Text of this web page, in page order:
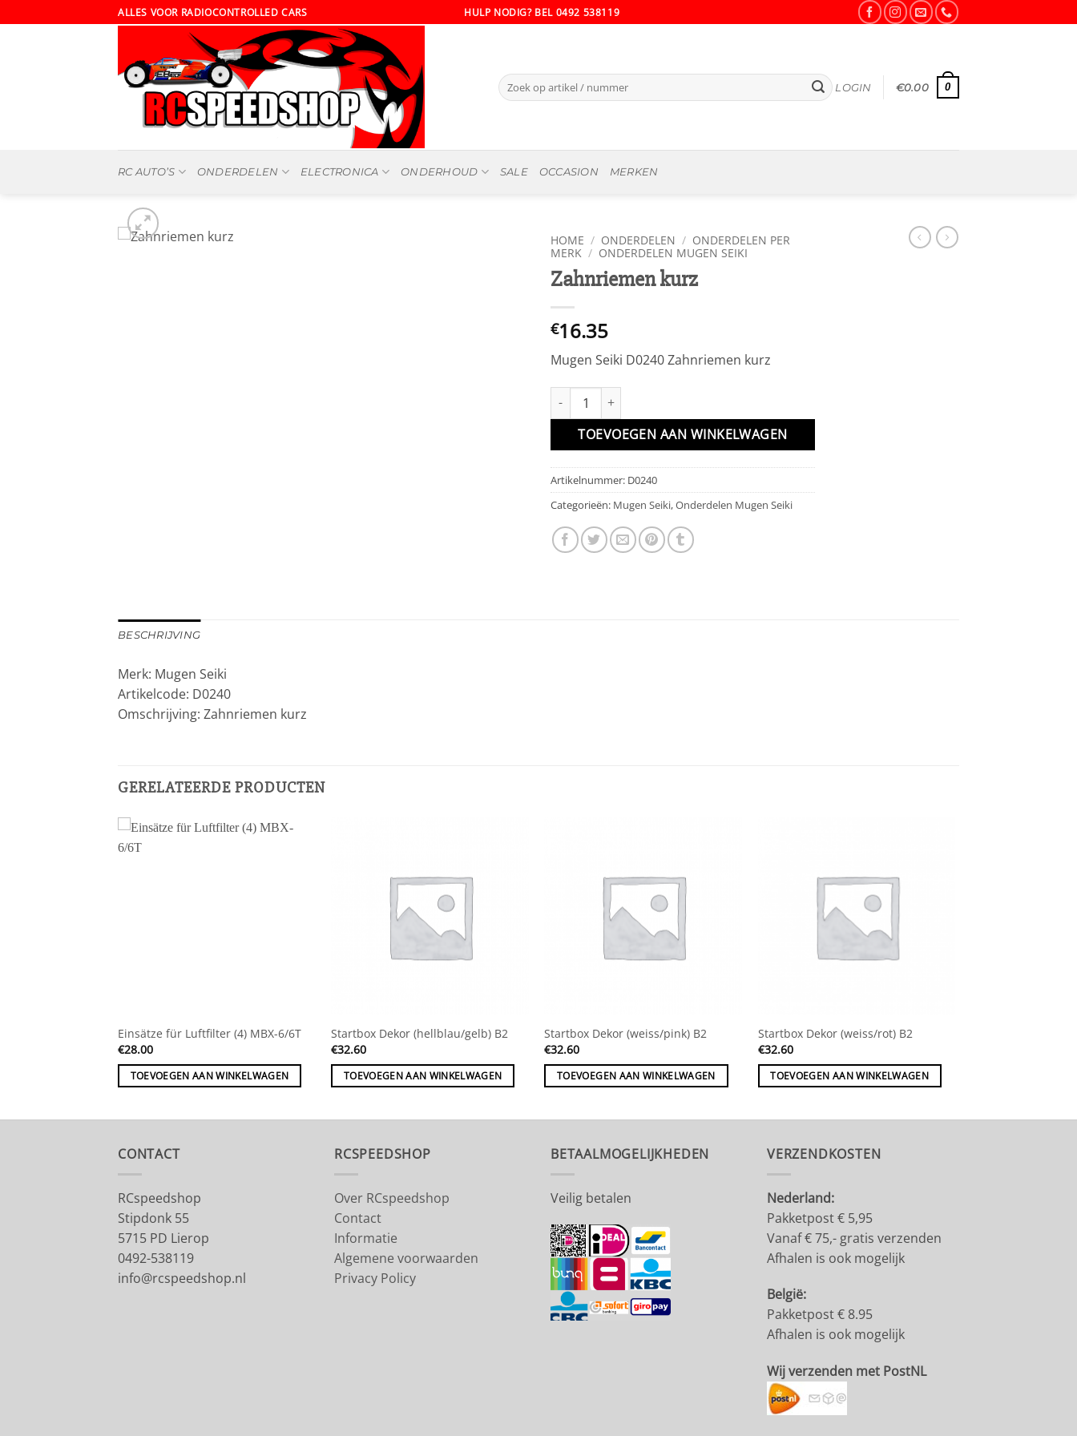
naar
ALLES VOOR RADIOCONTROLLED CARS HULP NODIG? BEL 0492 538119
Zoeken
naar:
LOGIN €0.00 0
RC AUTO’S ONDERDELEN ELECTRONICA ONDERHOUD SALE OCCASION MERKEN
HOME / ONDERDELEN / ONDERDELEN PER
MERK / ONDERDELEN MUGEN SEIKI
Zahnriemen kurz
€16.35
Mugen Seiki D0240 Zahnriemen kurz
Zahnriemen kurz aantal
TOEVOEGEN AAN WINKELWAGEN
Artikelnummer: D0240
Categorieën: Mugen Seiki,Onderdelen Mugen Seiki
BESCHRIJVING
Merk: Mugen Seiki
Artikelcode: D0240
Omschrijving: Zahnriemen kurz
GERELATEERDE PRODUCTEN
Einsätze für Luftfilter (4) MBX-6/6T
€28.00
TOEVOEGEN AAN WINKELWAGEN
Startbox Dekor (hellblau/gelb) B2
€32.60
TOEVOEGEN AAN WINKELWAGEN
Startbox Dekor (weiss/pink) B2
€32.60
TOEVOEGEN AAN WINKELWAGEN
Startbox Dekor (weiss/rot) B2
€32.60
TOEVOEGEN AAN WINKELWAGEN
CONTACT
RCspeedshop
Stipdonk 55
5715 PD Lierop
0492-538119
info@rcspeedshop.nl
RCSPEEDSHOP
Over RCspeedshop
Contact
Informatie
Algemene voorwaarden
Privacy Policy
BETAALMOGELIJKHEDEN
Veilig betalen
VERZENDKOSTEN
Nederland:
Pakketpost € 5,95
Vanaf € 75,- gratis verzenden
Afhalen is ook mogelijk
België:
Pakketpost € 8.95
Afhalen is ook mogelijk
Wij verzenden met PostNL